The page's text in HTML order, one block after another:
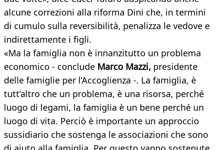
alcune correzioni alla riforma Dini che, in termini
di cumulo sulla reversibilità, penalizza le vedove e
indirettamente i figli.
«Ma la famiglia non è innanzitutto un problema
economico - conclude Marco Mazzi, presidente
delle famiglie per l’Accoglienza -. La famiglia, è
tutt’altro che un problema, è una risorsa, perché
luogo di legami, la famiglia è un bene perché un
luogo di vita. Perciò è importante un approccio
sussidiario che sostenga le associazioni che sono